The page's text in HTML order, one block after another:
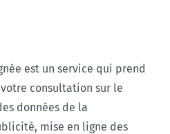
est un service qui prend
consultation sur le
données de la
mise en ligne des